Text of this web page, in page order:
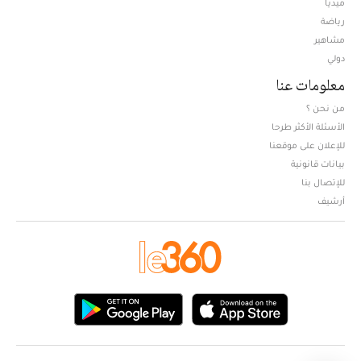
رياضة
مشاهير
دولي
معلومات عنا
من نحن ؟
الأسئلة الأكثر طرحا
للإعلان على موقعنا
بيانات قانونية
للإتصال بنا
أرشيف